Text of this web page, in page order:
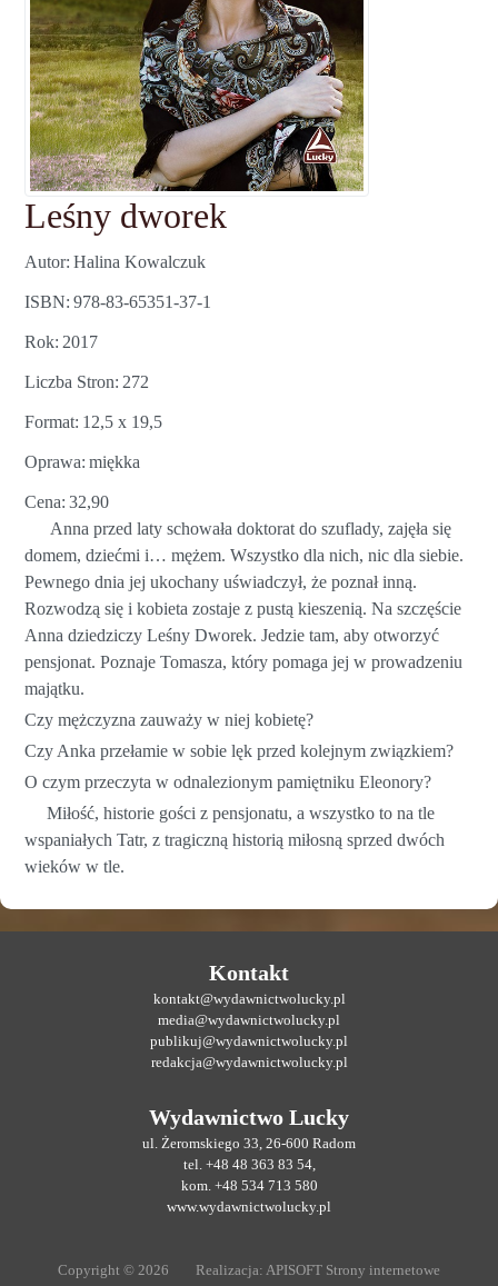
Leśny dworek
Autor Halina Kowalczuk
ISBN 978-83-65351-37-1
Rok 2017
Liczba Stron 272
Format 12,5 x 19,5
Oprawa miękka
Cena 32,90
Anna przed laty schowała doktorat do szuflady, zajęła się
domem, dziećmi i… mężem. Wszystko dla nich, nic dla siebie.
Pewnego dnia jej ukochany uświadczył, że poznał inną.
Rozwodzą się i kobieta zostaje z pustą kieszenią. Na szczęście
Anna dziedziczy Leśny Dworek. Jedzie tam, aby otworzyć
pensjonat. Poznaje Tomasza, który pomaga jej w prowadzeniu
majątku.
Czy mężczyzna zauważy w niej kobietę?
Czy Anka przełamie w sobie lęk przed kolejnym związkiem?
O czym przeczyta w odnalezionym pamiętniku Eleonory?
Miłość, historie gości z pensjonatu, a wszystko to na tle
wspaniałych Tatr, z tragiczną historią miłosną sprzed dwóch
wieków w tle.
Kontakt
kontakt@wydawnictwolucky.pl
media@wydawnictwolucky.pl
publikuj@wydawnictwolucky.pl
redakcja@wydawnictwolucky.pl
Wydawnictwo Lucky
ul. Żeromskiego 33, 26-600 Radom
tel. +48 48 363 83 54,
kom. +48 534 713 580
www.wydawnictwolucky.pl
Copyright © 2026 Realizacja: APISOFT Strony internetowe